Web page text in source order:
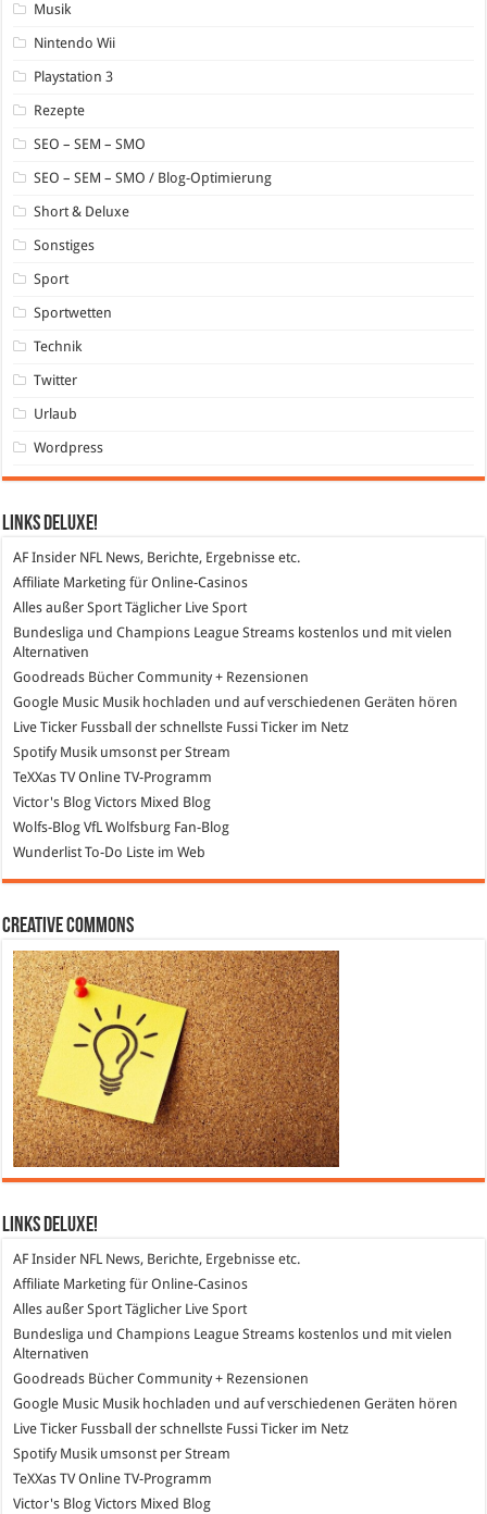
Musik
Nintendo Wii
Playstation 3
Rezepte
SEO – SEM – SMO
SEO – SEM – SMO / Blog-Optimierung
Short & Deluxe
Sonstiges
Sport
Sportwetten
Technik
Twitter
Urlaub
Wordpress
Links DeLuXe!
AF Insider NFL News, Berichte, Ergebnisse etc.
Affiliate Marketing für Online-Casinos
Alles außer Sport Täglicher Live Sport
Bundesliga und Champions League Streams kostenlos und mit vielen
Alternativen
Goodreads Bücher Community + Rezensionen
Google Music Musik hochladen und auf verschiedenen Geräten hören
Live Ticker Fussball der schnellste Fussi Ticker im Netz
SpotifyMusik umsonst per Stream
TeXXas TVOnline TV-Programm
Victor's Blog Victors Mixed Blog
Wolfs-Blog VfL Wolfsburg Fan-Blog
Wunderlist To-Do Liste im Web
Creative Commons
Links DeLuXe!
AF Insider NFL News, Berichte, Ergebnisse etc.
Affiliate Marketing für Online-Casinos
Alles außer SportTäglicher Live Sport
Bundesliga und Champions League Streams kostenlos und mit vielen
Alternativen
Goodreads Bücher Community + Rezensionen
Google Music Musik hochladen und auf verschiedenen Geräten hören
Live Ticker Fussball
der schnellste Fussi Ticker im Netz
SpotifyMusik umsonst per Stream
TeXXas TVOnline TV-Programm
Victor's Blog Victors Mixed Blog